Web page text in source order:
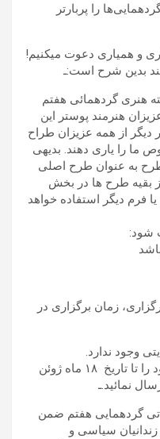
را پربارتر
و همیاری دعوت میکنیم!
بدین شرح است:ـ
هنری گردهمائی هفتم
هنرمند پوستر این
دیگر از همه عزیزان طراح
ما را یاری دهند. بدیهی
به عنوان طرح اصلی
بقیه طرح ها در بخش
فرم دیگر استفاده خواهد
شود:
زمان برگزاری در
وجود ندارد.
لطفاً طرح های پیشنهادی پوستر خود را تا تاريخ ۱۸ ماه ژوئن
گردهمایی هفتم ضمن
زندانیان سیاسی و